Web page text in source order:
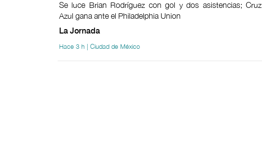
Se luce Brian Rodríguez con gol y dos asistencias; Cruz
Azul gana ante el Philadelphia Union
La Jornada
Hace 3 h | Ciudad de México